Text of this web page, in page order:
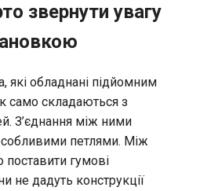
звернути увагу
які обладнані підйомним
само складаються з
З’єднання між ними
петлями. Між
поставити гумові
не дадуть конструкції